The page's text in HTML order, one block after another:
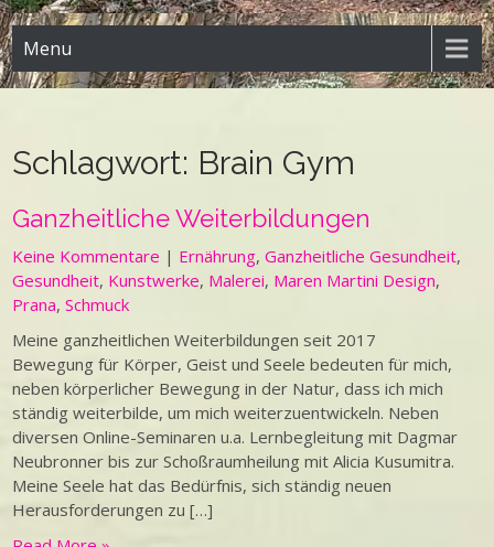
Menu
Schlagwort: Brain Gym
Ganzheitliche Weiterbildungen
Keine Kommentare | Ernährung,Ganzheitliche Gesundheit,
Gesundheit, Kunstwerke, Malerei, Maren Martini Design,
Prana,Schmuck
Meine ganzheitlichen Weiterbildungen seit 2017
Bewegung für Körper, Geist und Seele bedeuten für mich,
neben körperlicher Bewegung in der Natur, dass ich mich
ständig weiterbilde, um mich weiterzuentwickeln. Neben
diversen Online-Seminaren u.a. Lernbegleitung mit Dagmar
Neubronner bis zur Schoßraumheilung mit Alicia Kusumitra.
Meine Seele hat das Bedürfnis, sich ständig neuen
Herausforderungen zu […]